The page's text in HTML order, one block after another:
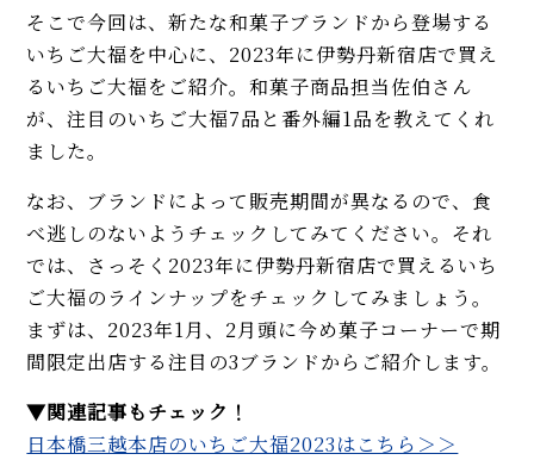
そこで今回は、新たな和菓子ブランドから登場する
いちご大福を中心に、2023年に伊勢丹新宿店で買え
るいちご大福をご紹介。和菓子商品担当佐伯さん
が、注目のいちご大福7品と番外編1品を教えてくれ
ました。
なお、ブランドによって販売期間が異なるので、食
べ逃しのないようチェックしてみてください。それ
では、さっそく2023年に伊勢丹新宿店で買えるいち
ご大福のラインナップをチェックしてみましょう。
まずは、2023年1月、2月頭に今め菓子コーナーで期
間限定出店する注目の3ブランドからご紹介します。
▼関連記事もチェック！
日本橋三越本店のいちご大福2023はこちら＞＞